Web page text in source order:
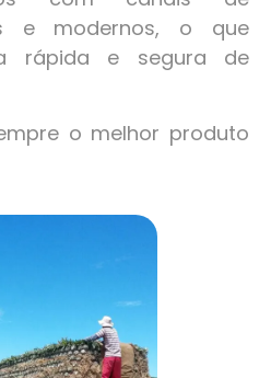
e modernos, o que
rápida e segura de
o melhor produto